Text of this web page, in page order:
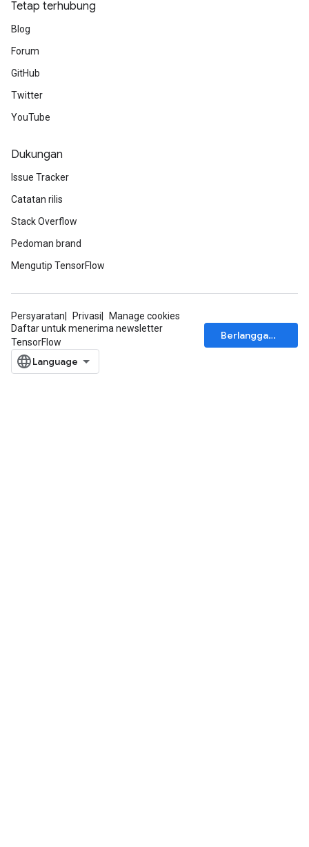
Tetap terhubung
Blog
Forum
GitHub
Twitter
YouTube
Dukungan
Issue Tracker
Catatan rilis
Stack Overflow
Pedoman brand
Mengutip TensorFlow
Persyaratan Privasi
Manage cookies
Daftar untuk menerima newsletter
TensorFlow
Berlangganan